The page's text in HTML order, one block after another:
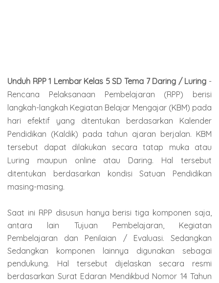
Unduh RPP 1 Lembar Kelas 5 SD Tema 7 Daring / Luring -
Rencana Pelaksanaan Pembelajaran (RPP) berisi
langkah-langkah Kegiatan Belajar Mengajar (KBM) pada
hari efektif yang ditentukan berdasarkan Kalender
Pendidikan (Kaldik) pada tahun ajaran berjalan. KBM
tersebut dapat dilakukan secara tatap muka atau
Luring maupun online atau Daring. Hal tersebut
ditentukan berdasarkan kondisi Satuan Pendidikan
masing-masing.
Saat ini RPP disusun hanya berisi tiga komponen saja,
antara lain Tujuan Pembelajaran, Kegiatan
Pembelajaran dan Penilaian / Evaluasi. Sedangkan
Sedangkan komponen lainnya digunakan sebagai
pendukung. Hal tersebut dijelaskan secara resmi
berdasarkan Surat Edaran Mendikbud Nomor 14 Tahun